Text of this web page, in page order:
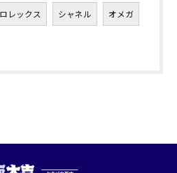
ロレックス シャネル オメガ